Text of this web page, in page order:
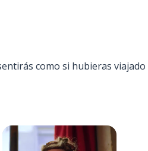
como si hubieras viajado